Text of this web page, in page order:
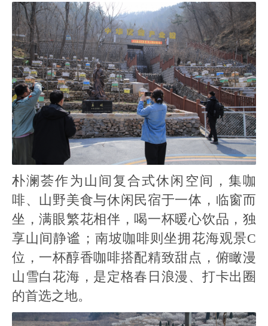
朴澜荟作为山间复合式休闲空间，集咖
啡、山野美食与休闲民宿于一体，临窗而
坐，满眼繁花相伴，喝一杯暖心饮品，独
享山间静谧；南坡咖啡则坐拥花海观景C
位，一杯醇香咖啡搭配精致甜点，俯瞰漫
山雪白花海，是定格春日浪漫、打卡出圈
的首选之地。